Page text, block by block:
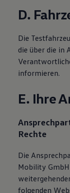
D.
Die
die über die in
informieren.
E. Ihre
Rechte
Die
Mobility
folgenden